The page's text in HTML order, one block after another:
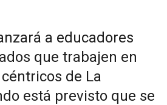
a educadores
que trabajen en
de La
está previsto que se